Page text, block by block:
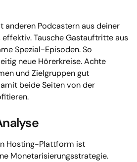
Podcastern aus deiner
Tausche Gastauftritte aus
Spezial-Episoden. So
neue Hörerkreise. Achte
und Zielgruppen gut
beide Seiten von der
Hosting-Plattform ist
Monetarisierungsstrategie.